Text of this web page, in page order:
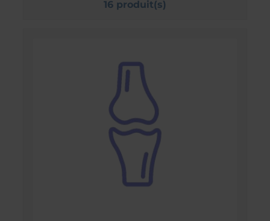
16 produit(s)